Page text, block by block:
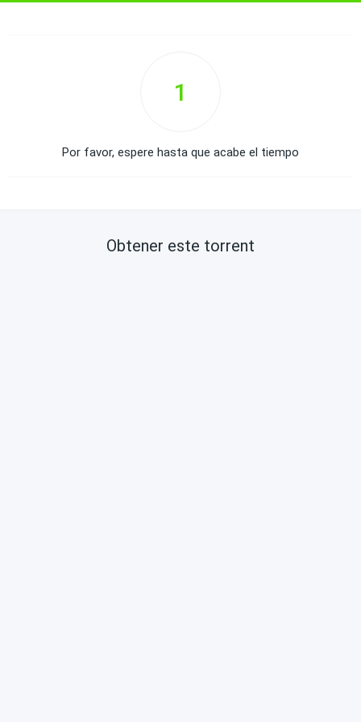
1
Por favor, espere hasta que acabe el tiempo
Obtener este torrent